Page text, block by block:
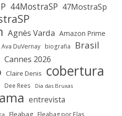
44MostraSP 47MostraSp
Agnès Varda Amazon Prime
Ava DuVernay biografia Brasil
Cannes 2026
Claire Denis cobertura
Dee Rees Dia das Bruxas
entrevista
Fleabag